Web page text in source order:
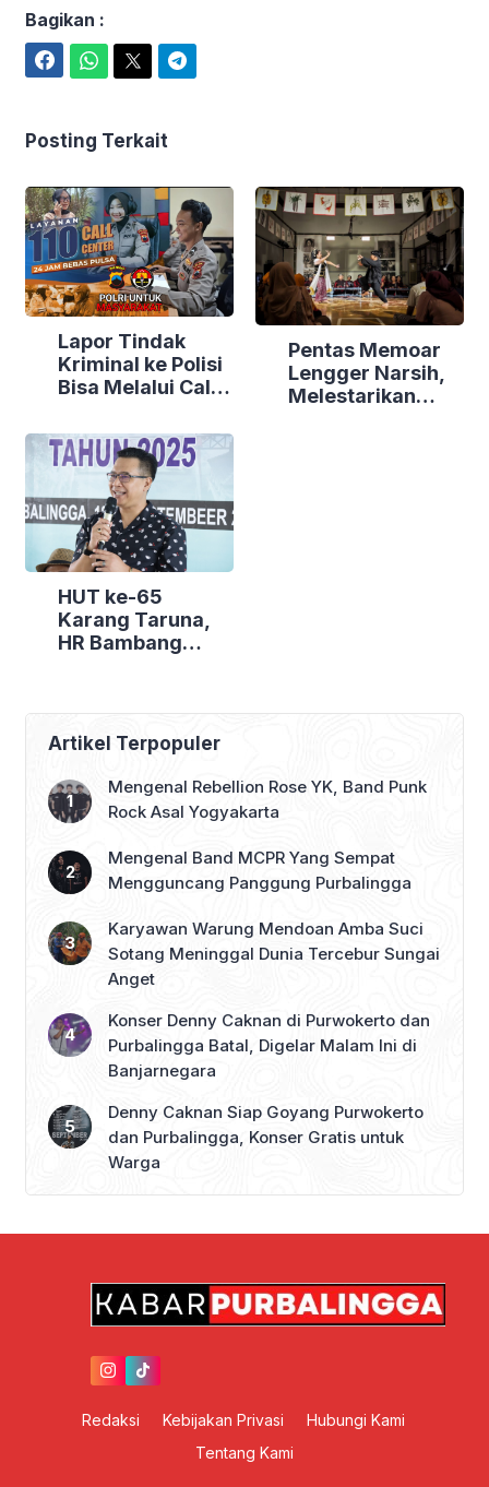
Bagikan :
Posting Terkait
Lapor Tindak
Kriminal ke Polisi
Bisa Melalui Call
Caranya
Pentas Memoar
Lengger Narsih,
Melestarikan
HUT ke-65
Karang Taruna,
HR Bambang
Purbalingga Jadi
Energi Positif
Artikel Terpopuler
Mengenal Rebellion Rose YK, Band Punk
Rock Asal Yogyakarta
Mengenal Band MCPR Yang Sempat
Mengguncang Panggung Purbalingga
Karyawan Warung Mendoan Amba Suci
Sotang Meninggal Dunia Tercebur Sungai
Anget
Konser Denny Caknan di Purwokerto dan
Purbalingga Batal, Digelar Malam Ini di
Banjarnegara
Denny Caknan Siap Goyang Purwokerto
dan Purbalingga, Konser Gratis untuk
Warga
Redaksi Kebijakan Privasi
Hubungi Kami
Tentang Kami